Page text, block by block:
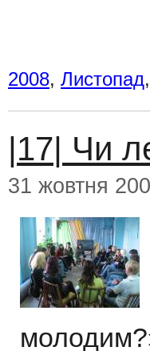
2008, Листопад
|17| Чи
31 жовтня